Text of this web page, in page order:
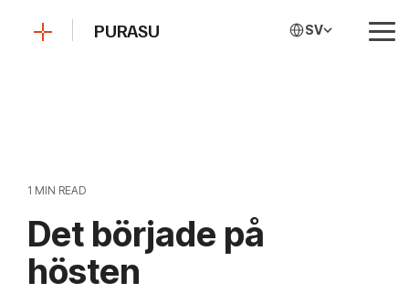
PURASU SV
1 MIN READ
Det började på
hösten